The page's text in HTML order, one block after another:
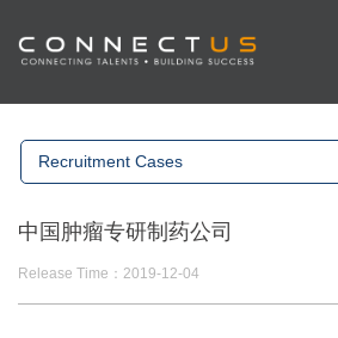
Recruitment Cases
中国肿瘤专研制药公司
Release Time：2019-12-04